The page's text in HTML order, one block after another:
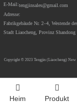
E-Mail:tengjinsales@gmail.com
Adresse:
Fabrikgebäude Nr. 2–4, Westende
Stadt Liaocheng, Provinz Shandong
Copyright © 2023 Tengjin (Liaocheng) New
Heim Produkt